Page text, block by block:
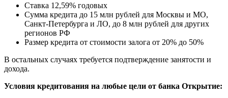
Ставка 12,59% годовых
Сумма кредита до 15 млн рублей для Москвы и МО,
Санкт-Петербурга и ЛО, до 8 млн рублей для других
регионов РФ
Размер кредита от стоимости залога от 20% до 50%
В остальных случаях требуется подтверждение занятости и
дохода.
Условия кредитования на любые цели от банка Открытие: